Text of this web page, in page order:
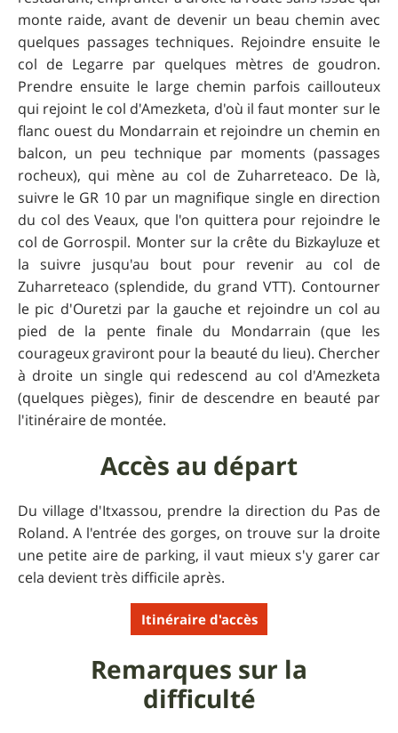
monte raide, avant de devenir un beau chemin avec
quelques passages techniques. Rejoindre ensuite le
col de Legarre par quelques mètres de goudron.
Prendre ensuite le large chemin parfois caillouteux
qui rejoint le col d'Amezketa, d'où il faut monter sur le
flanc ouest du Mondarrain et rejoindre un chemin en
balcon, un peu technique par moments (passages
rocheux), qui mène au col de Zuharreteaco. De là,
suivre le GR 10 par un magnifique single en direction
du col des Veaux, que l'on quittera pour rejoindre le
col de Gorrospil. Monter sur la crête du Bizkayluze et
la suivre jusqu'au bout pour revenir au col de
Zuharreteaco (splendide, du grand VTT). Contourner
le pic d'Ouretzi par la gauche et rejoindre un col au
pied de la pente finale du Mondarrain (que les
courageux graviront pour la beauté du lieu). Chercher
à droite un single qui redescend au col d'Amezketa
(quelques pièges), finir de descendre en beauté par
l'itinéraire de montée.
Accès au départ
Du village d'Itxassou, prendre la direction du Pas de
Roland. A l'entrée des gorges, on trouve sur la droite
une petite aire de parking, il vaut mieux s'y garer car
cela devient très difficile après.
Itinéraire d'accès
Remarques sur la
difficulté